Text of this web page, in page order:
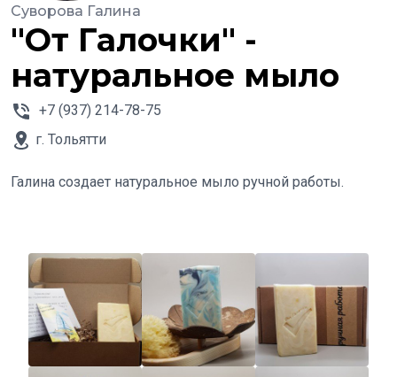
Суворова Галина
"От Галочки" -
натуральное мыло
+7 (937) 214-78-75
г. Тольятти
Галина создает натуральное мыло ручной работы.